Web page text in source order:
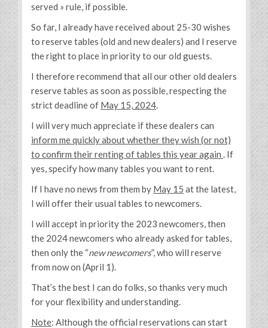
served » rule, if possible.
So far, I already have received about 25-30 wishes
to reserve tables (old and new dealers) and I reserve
the right to place in priority to our old guests.
I therefore recommend that all our other old dealers
reserve tables as soon as possible, respecting the
strict deadline of May 15, 2024
I will very much appreciate if these dealers can
inform me quickly about whether they wish (or not)
to confirm their renting of tables this year again
. If
yes, specify how many tables you want to rent.
If I have no news from them by May 15 at the latest,
I will offer their usual tables to newcomers.
I will accept in priority the 2023 newcomers, then
the 2024 newcomers who already asked for tables,
then only the “new newcomers”, who will reserve
from now on (April 1).
That’s the best I can do folks, so thanks very much
for your flexibility and understanding.
Note: Although the official reservations can start